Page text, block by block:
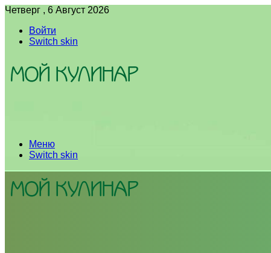
Четверг , 6 Август 2026
Войти
Switch skin
Меню
Switch skin